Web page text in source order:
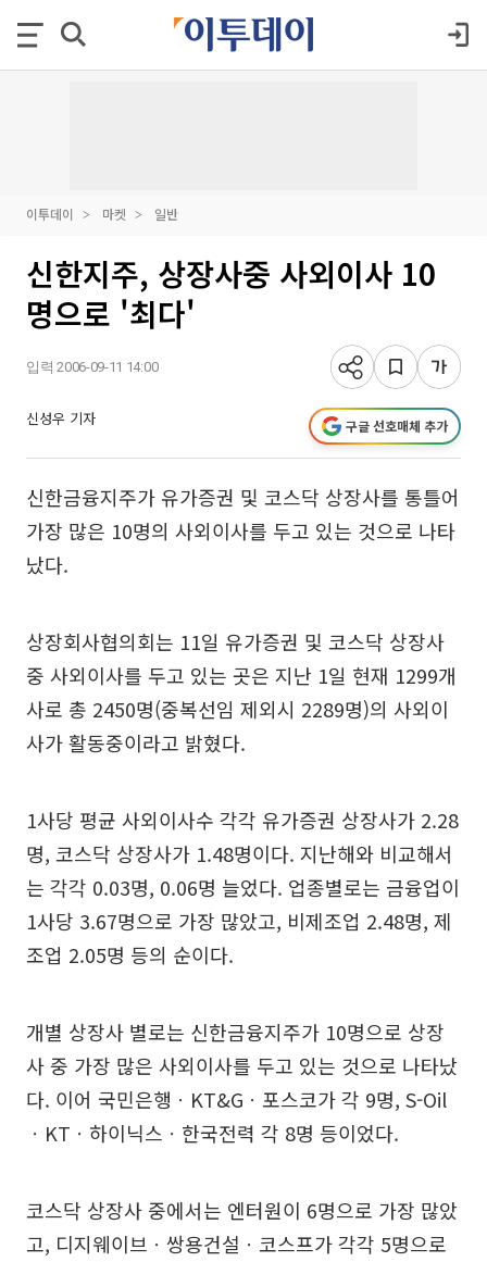
이투데이 마켓 일반
신한지주, 상장사중 사외이사 10
명으로 '최다'
입력 2006-09-11 14:00
신성우 기자 구글 선호매체 추가
신한금융지주가 유가증권 및 코스닥 상장사를 통틀어
가장 많은 10명의 사외이사를 두고 있는 것으로 나타
났다.
상장회사협의회는 11일 유가증권 및 코스닥 상장사
중 사외이사를 두고 있는 곳은 지난 1일 현재 1299개
사로 총 2450명(중복선임 제외시 2289명)의 사외이
사가 활동중이라고 밝혔다.
1사당 평균 사외이사수 각각 유가증권 상장사가 2.28
명, 코스닥 상장사가 1.48명이다. 지난해와 비교해서
는 각각 0.03명, 0.06명 늘었다. 업종별로는 금융업이
1사당 3.67명으로 가장 많았고, 비제조업 2.48명, 제
조업 2.05명 등의 순이다.
개별 상장사 별로는 신한금융지주가 10명으로 상장
사 중 가장 많은 사외이사를 두고 있는 것으로 나타났
다. 이어 국민은행ㆍKT&Gㆍ포스코가 각 9명, S-Oil
ㆍKTㆍ하이닉스ㆍ한국전력 각 8명 등이었다.
코스닥 상장사 중에서는 엔터원이 6명으로 가장 많았
고, 디지웨이브ㆍ쌍용건설ㆍ코스프가 각각 5명으로